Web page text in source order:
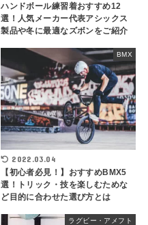
ハンドボール練習着おすすめ12
選！人気メーカー代表アシックス
製品や冬に最適なズボンをご紹介
BMX
2022.03.04
【初心者必見！】おすすめBMX5
選！トリック・技を楽しむためな
ど目的に合わせた選び方とは
ラグビー・アメフト